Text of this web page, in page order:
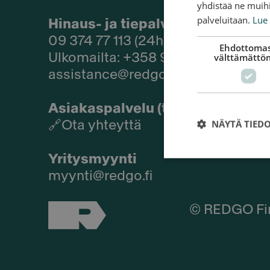
Hinaus- ja tiepalvelut 24h
09 374 77 113 (24h/vrk)
Ulkomailta: +358 9 374 77 113
assistance@redgo.fi
Asiakaspalvelu (tieturva, yleiset
🔗Ota yhteyttä
Yritysmyynti
myynti@redgo.fi
© REDGO
yhdistää ne
palveluitaan.
NÄYTÄ